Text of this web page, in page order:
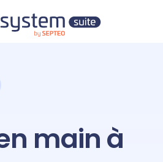
main à